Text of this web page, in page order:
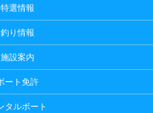
特選情報
釣り情報
施設案内
ート免許
タルボート